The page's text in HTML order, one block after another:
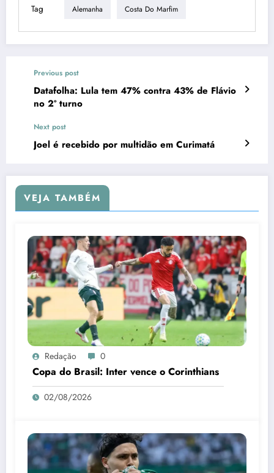
Tag Alemanha Costa Do Marfim
Previous post
Datafolha: Lula tem 47% contra 43% de Flávio
no 2º turno
Next post
Joel é recebido por multidão em Curimatá
VEJA TAMBÉM
Redação 0
Copa do Brasil: Inter vence o Corinthians
02/08/2026